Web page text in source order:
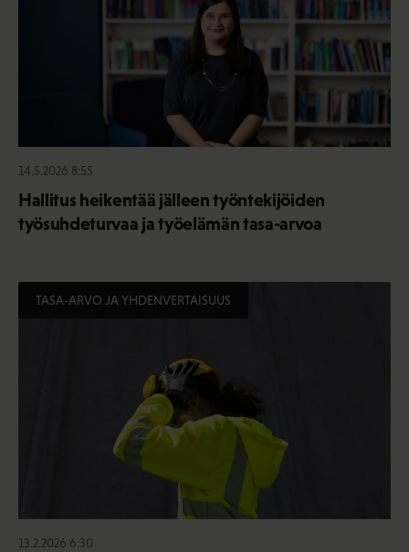
14.5.2026 8:55
Hallitus heikentää jälleen työntekijöiden
työsuhdeturvaa ja työelämän tasa-arvoa
TASA-ARVO JA YHDENVERTAISUUS
13.2.2026 6:30